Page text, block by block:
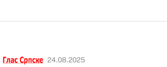
24.08.2025